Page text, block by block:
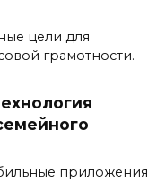
цели для
грамотности.
приложения